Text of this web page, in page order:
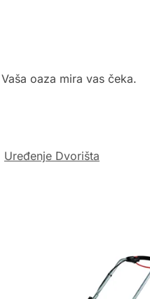
oaza mira vas čeka.
Uređenje Dvorišta